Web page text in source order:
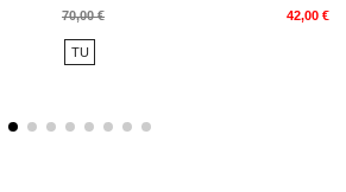
70,00 € 42,00 €
TU